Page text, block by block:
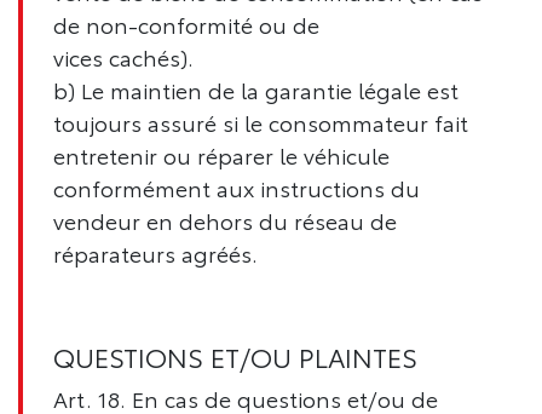
de non-conformité ou de
vices cachés).
b) Le maintien de la garantie légale est
toujours assuré si le consommateur fait
entretenir ou réparer le véhicule
conformément aux instructions du
vendeur en dehors du réseau de
réparateurs agréés.
QUESTIONS ET/OU PLAINTES
Art. 18. En cas de questions et/ou de